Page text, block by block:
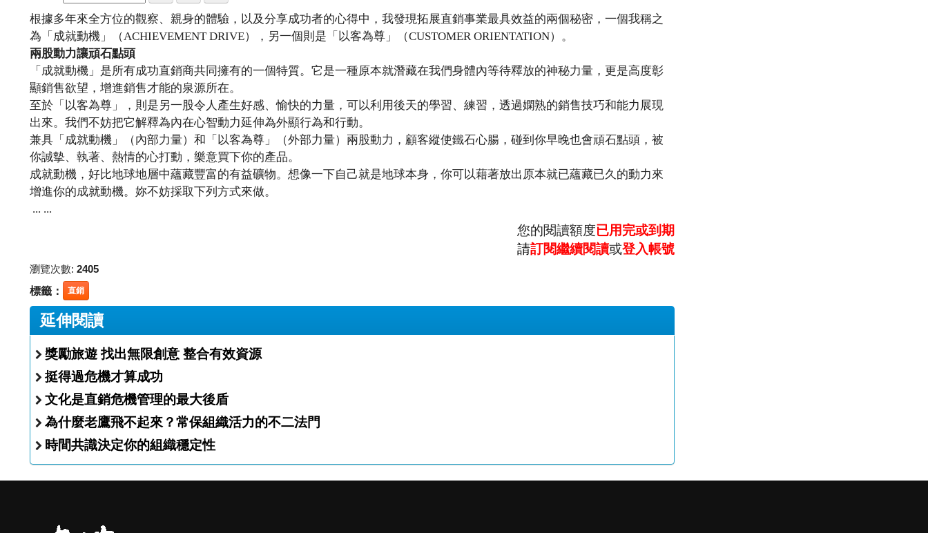
根據多年來全方位的觀察、親身的體驗，以及分享成功者的心得中，我發現拓展直銷事業最具效益的兩個秘密，一個我稱之
為「成就動機」（ACHIEVEMENT DRIVE），另一個則是「以客為尊」（CUSTOMER ORIENTATION）。
兩股動力讓頑石點頭
「成就動機」是所有成功直銷商共同擁有的一個特質。它是一種原本就潛藏在我們身體內等待釋放的神秘力量，更是高度彰
顯銷售欲望，增進銷售才能的泉源所在。
至於「以客為尊」，則是另一股令人產生好感、愉快的力量，可以利用後天的學習、練習，透過嫻熟的銷售技巧和能力展現
出來。我們不妨把它解釋為內在心智動力延伸為外顯行為和行動。
兼具「成就動機」（內部力量）和「以客為尊」（外部力量）兩股動力，顧客縱使鐵石心腸，碰到你早晚也會頑石點頭，被
你誠摰、執著、熱情的心打動，樂意買下你的產品。
成就動機，好比地球地層中蘊藏豐富的有益礦物。想像一下自己就是地球本身，你可以藉著放出原本就已蘊藏已久的動力來
增進你的成就動機。妳不妨採取下列方式來做。
... ...
您的閱讀額度已用完或到期
請訂閱繼續閱讀或登入帳號
瀏覽次數: 2405
標籤： 直銷
延伸閱讀
獎勵旅遊 找出無限創意 整合有效資源
挺得過危機才算成功
文化是直銷危機管理的最大後盾
為什麼老鷹飛不起來？常保組織活力的不二法門
時間共識決定你的組織穩定性